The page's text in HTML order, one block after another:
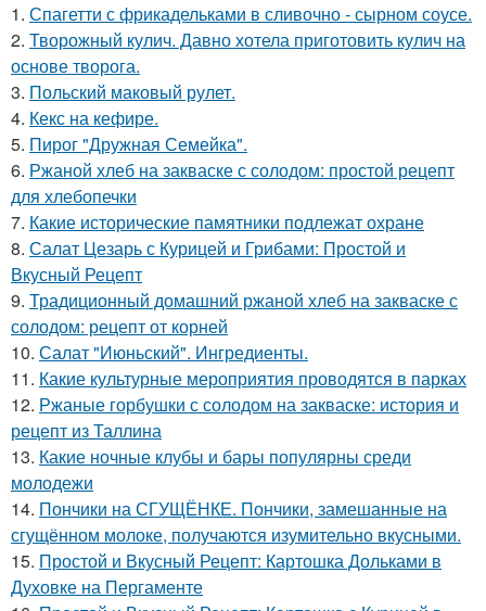
1. Спагетти с фрикадельками в сливочно - сырном соусе.
2. Творожный кулич. Давно хотела приготовить кулич на
основе творога.
3. Польский маковый рулет.
4. Кекс на кефире.
5. Пирог "Дружная Семейка".
6. Ржаной хлеб на закваске с солодом: простой рецепт
для хлебопечки
7. Какие исторические памятники подлежат охране
8. Салат Цезарь с Курицей и Грибами: Простой и
Вкусный Рецепт
9. Традиционный домашний ржаной хлеб на закваске с
солодом: рецепт от корней
10. Салат "Июньский". Ингредиенты.
11. Какие культурные мероприятия проводятся в парках
12. Ржаные горбушки с солодом на закваске: история и
рецепт из Таллина
13. Какие ночные клубы и бары популярны среди
молодежи
14. Пончики на СГУЩЁНКЕ. Пончики, замешанные на
сгущённом молоке, получаются изумительно вкусными.
15. Простой и Вкусный Рецепт: Картошка Дольками в
Духовке на Пергаменте